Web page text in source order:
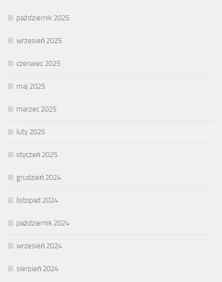
październik 2025
wrzesień 2025
czerwiec 2025
maj 2025
marzec 2025
luty 2025
styczeń 2025
grudzień 2024
listopad 2024
październik 2024
wrzesień 2024
sierpień 2024